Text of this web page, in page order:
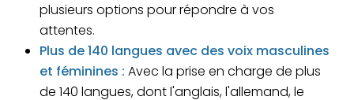
plusieurs options pour répondre à vos
attentes.
Plus de 140 langues avec des voix masculines
et féminines : Avec la prise en charge de plus
de 140 langues, dont l'anglais, l'allemand, le